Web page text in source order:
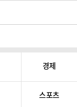
경제
스포츠